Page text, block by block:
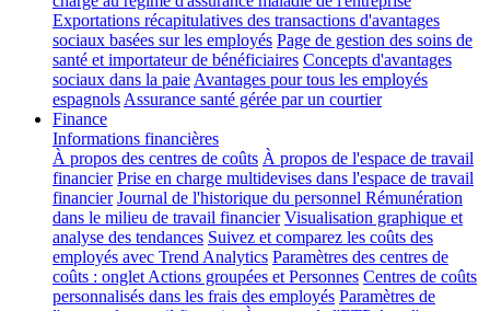
Exportations récapitulatives des transactions d'avantages
sociaux basées sur les employés Page de gestion des soins de
santé et importateur de bénéficiaires Concepts d'avantages
sociaux dans la paie Avantages pour tous les employés
espagnols Assurance santé gérée par un courtier
Finance
Informations financières
À propos des centres de coûts À propos de l'espace de travail
financier Prise en charge multidevises dans l'espace de travail
financier Journal de l'historique du personnel Rémunération
dans le milieu de travail financier Visualisation graphique et
analyse des tendances Suivez et comparez les coûts des
employés avec Trend Analytics Paramètres des centres de
coûts : onglet Actions groupées et Personnes Centres de coûts
personnalisés dans les frais des employés Paramètres de